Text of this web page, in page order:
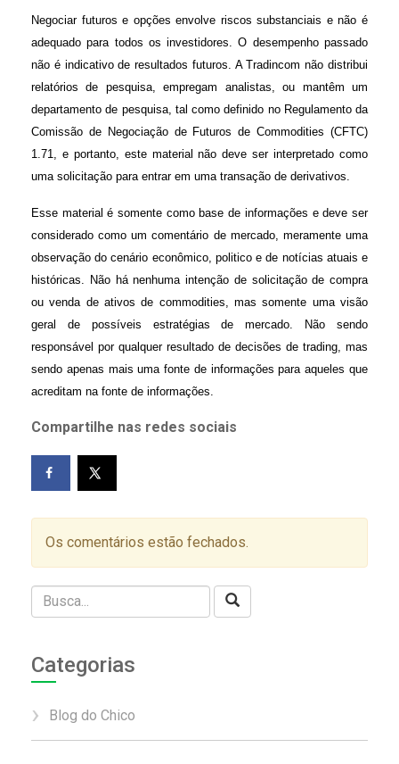
Negociar futuros e opções envolve riscos substanciais e não é
adequado para todos os investidores. O desempenho passado
não é indicativo de resultados futuros. A Tradincom não distribui
relatórios de pesquisa, empregam analistas, ou mantêm um
departamento de pesquisa, tal como definido no Regulamento da
Comissão de Negociação de Futuros de Commodities (CFTC)
1.71, e portanto, este material não deve ser interpretado como
uma solicitação para entrar em uma transação de derivativos.
Esse material é somente como base de informações e deve ser
considerado como um comentário de mercado, meramente uma
observação do cenário econômico, politico e de notícias atuais e
históricas. Não há nenhuma intenção de solicitação de compra
ou venda de ativos de commodities, mas somente uma visão
geral de possíveis estratégias de mercado. Não sendo
responsável por qualquer resultado de decisões de trading, mas
sendo apenas mais uma fonte de informações para aqueles que
acreditam na fonte de informações.
Compartilhe nas redes sociais
Os comentários estão fechados.
Categorias
Blog do Chico